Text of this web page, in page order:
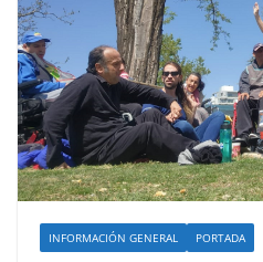
INFORMACIÓN GENERAL PORTADA